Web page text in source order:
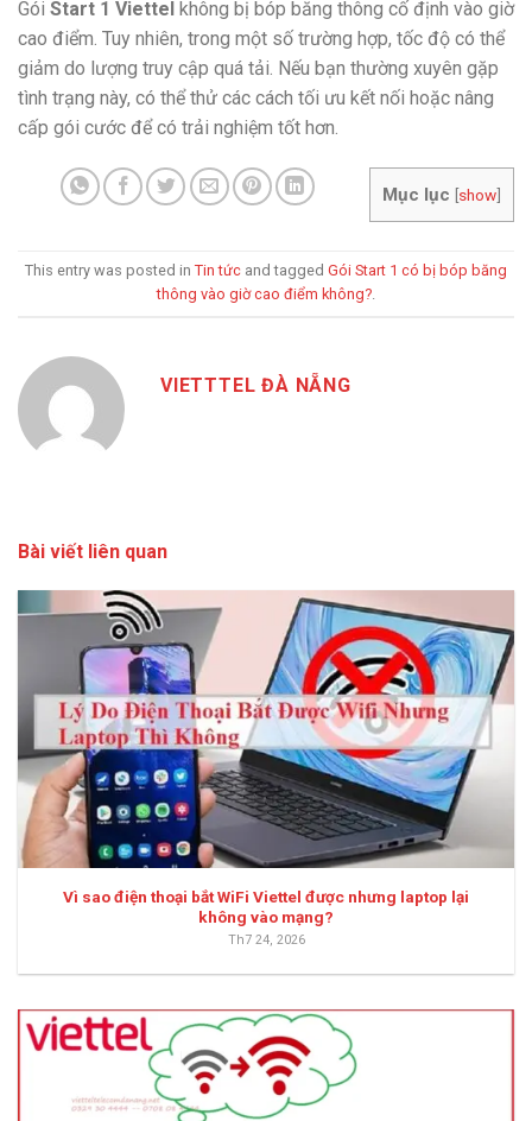
Gói Start 1 Viettel không bị bóp băng thông cố định vào giờ
cao điểm. Tuy nhiên, trong một số trường hợp, tốc độ có thể
giảm do lượng truy cập quá tải. Nếu bạn thường xuyên gặp
tình trạng này, có thể thử các cách tối ưu kết nối hoặc nâng
cấp gói cước để có trải nghiệm tốt hơn.
Mục lục [show]
This entry was posted in Tin tức and tagged Gói Start 1 có bị bóp băng
thông vào giờ cao điểm không?.
VIETTTEL ĐÀ NẴNG
Bài viết liên quan
Vì sao điện thoại bắt WiFi Viettel được nhưng laptop lại
không vào mạng?
Th7 24, 2026